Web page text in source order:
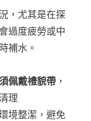
，尤其是在探
過度疲勞或中
補水。
佩戴禮貌帶，
理
境整潔，避免